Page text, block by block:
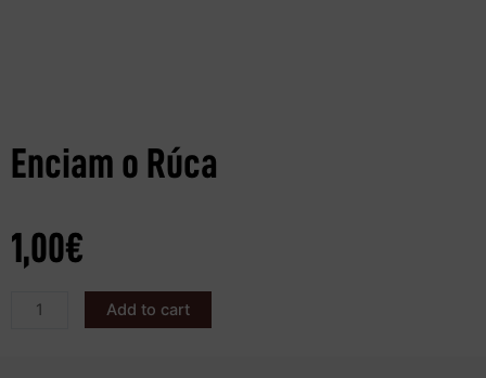
Enciam o Rúca
1,00€
Add to cart